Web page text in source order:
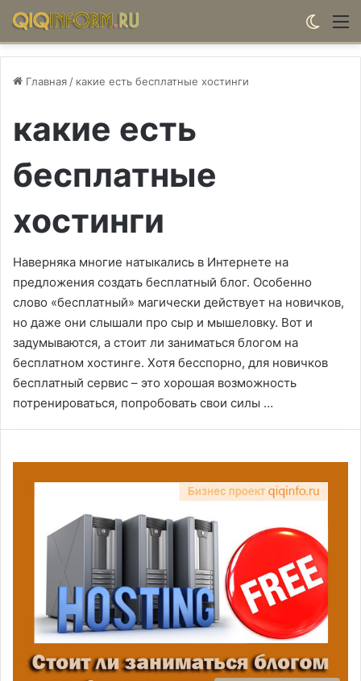
Главная / какие есть бесплатные хостинги
какие есть
бесплатные
хостинги
Наверняка многие натыкались в Интернете на
предложения создать бесплатный блог. Особенно
слово «бесплатный» магически действует на новичков,
но даже они слышали про сыр и мышеловку. Вот и
задумываются, а стоит ли заниматься блогом на
бесплатном хостинге. Хотя бесспорно, для новичков
бесплатный сервис – это хорошая возможность
потренироваться, попробовать свои силы …